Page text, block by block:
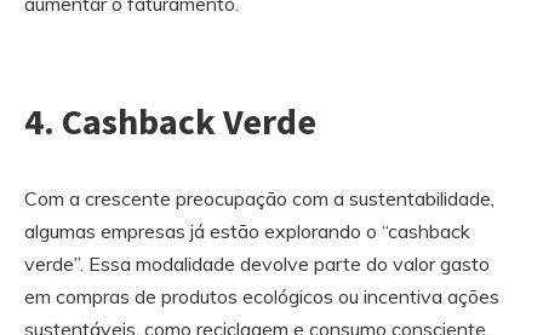
4. Cashback Verde
Com a crescente preocupação com a sustentabilidade,
algumas empresas já estão explorando o “cashback
verde”. Essa modalidade devolve parte do valor gasto
em compras de produtos ecológicos ou incentiva ações
sustentáveis, como reciclagem e consumo consciente.